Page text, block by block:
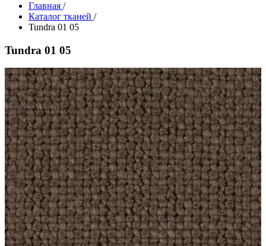
Главная /
Каталог тканей /
Tundra 01 05
Tundra 01 05